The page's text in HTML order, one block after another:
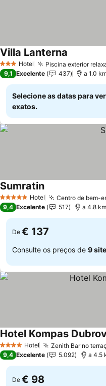
3 EstrelasHotel Piscina exterior
Villa Lanterna
9,1 Excelente 437 a 1.0
Selecione as datas para
exatos.
5 Estrelas Hotel Centro de bem-
SumratinVer preços
9,4 Excelente 517 a 4.8
De € 137
Consulte os preços de 9
4 EstrelasHotel Zenith Bar no
Hotel Kompas
9,4 Excelente 5.092 a 4.5
De € 98